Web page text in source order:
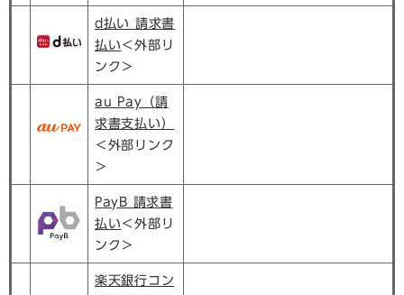
d払い 請求書
払い ＜外部リ
ンク＞
au Pay（請
求書支払い）
＜外部リンク
＞
PayB 請求書
払い​ ＜外部リ
ンク＞
楽天銀行コン